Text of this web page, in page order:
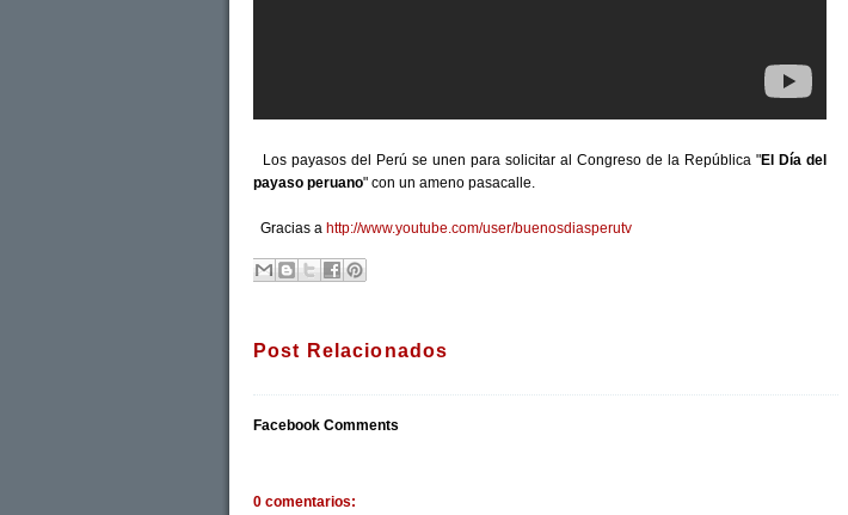
Los payasos del Perú se unen para solicitar al Congreso de la República "El Día del
payaso peruano" con un ameno pasacalle.
Gracias a http://www.youtube.com/user/buenosdiasperutv
Post Relacionados
Facebook Comments
0 comentarios: